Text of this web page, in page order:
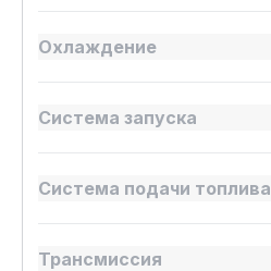
Охлаждение
Система запуска
Система подачи топлива
Трансмиссия